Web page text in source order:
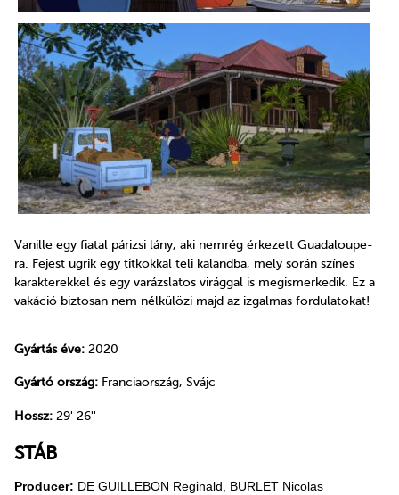
Vanille egy fiatal párizsi lány, aki nemrég érkezett Guadaloupe-
ra. Fejest ugrik egy titkokkal teli kalandba, mely során színes
karakterekkel és egy varázslatos virággal is megismerkedik. Ez a
vakáció biztosan nem nélkülözi majd az izgalmas fordulatokat!
Gyártás éve: 2020
Gyártó ország: Franciaország, Svájc
Hossz: 29' 26''
STÁB
Producer: DE GUILLEBON Reginald, BURLET Nicolas